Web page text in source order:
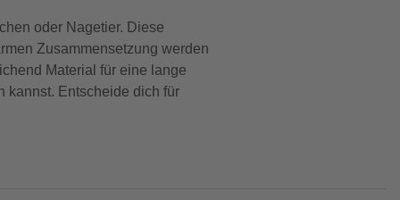
oder Nagetier. Diese
Zusammensetzung werden
Material für eine lange
kannst. Entscheide dich für